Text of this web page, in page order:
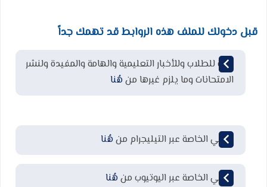
قبل دخولك للملف هذه الروابط قد تهمك جداً
قناة للطلاب وللأخبار التعليمية والهامة والمفيدة ولنشر
الامتحانات وما يلزم غيرها من هُنا
قناتي الخاصة عبر التيليجرام من هُنا
قناتي الخاصة عبر اليوتيوب من هُنا